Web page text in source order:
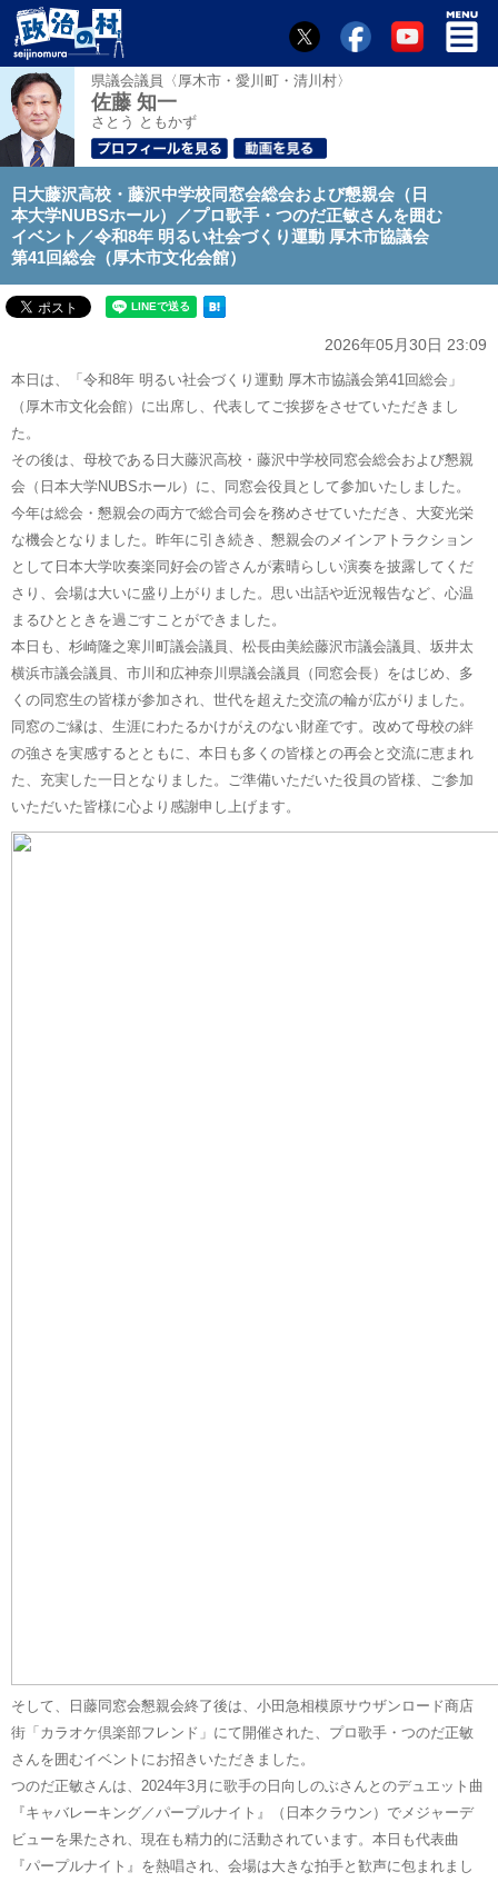
県議会議員〈厚木市・愛川町・清川村〉
佐藤 知一
さとう ともかず
日大藤沢高校・藤沢中学校同窓会総会および懇親会（日
本大学NUBSホール）／プロ歌手・つのだ正敏さんを囲む
イベント／令和8年 明るい社会づくり運動 厚木市協議会
第41回総会（厚木市文化会館）
2026年05月30日 23:09
本日は、「令和8年 明るい社会づくり運動 厚木市協議会第41回総会」
（厚木市文化会館）に出席し、代表してご挨拶をさせていただきまし
た。
その後は、母校である日大藤沢高校・藤沢中学校同窓会総会および懇親
会（日本大学NUBSホール）に、同窓会役員として参加いたしました。
今年は総会・懇親会の両方で総合司会を務めさせていただき、大変光栄
な機会となりました。昨年に引き続き、懇親会のメインアトラクション
として日本大学吹奏楽同好会の皆さんが素晴らしい演奏を披露してくだ
さり、会場は大いに盛り上がりました。思い出話や近況報告など、心温
まるひとときを過ごすことができました。
本日も、杉崎隆之寒川町議会議員、松長由美絵藤沢市議会議員、坂井太
横浜市議会議員、市川和広神奈川県議会議員（同窓会長）をはじめ、多
くの同窓生の皆様が参加され、世代を超えた交流の輪が広がりました。
同窓のご縁は、生涯にわたるかけがえのない財産です。改めて母校の絆
の強さを実感するとともに、本日も多くの皆様との再会と交流に恵まれ
た、充実した一日となりました。ご準備いただいた役員の皆様、ご参加
いただいた皆様に心より感謝申し上げます。
そして、日藤同窓会懇親会終了後は、小田急相模原サウザンロード商店
街「カラオケ倶楽部フレンド」にて開催された、プロ歌手・つのだ正敏
さんを囲むイベントにお招きいただきました。
つのだ正敏さんは、2024年3月に歌手の日向しのぶさんとのデュエット曲
『キャバレーキング／パープルナイト』（日本クラウン）でメジャーデ
ビューを果たされ、現在も精力的に活動されています。本日も代表曲
『パープルナイト』を熱唱され、会場は大きな拍手と歓声に包まれまし